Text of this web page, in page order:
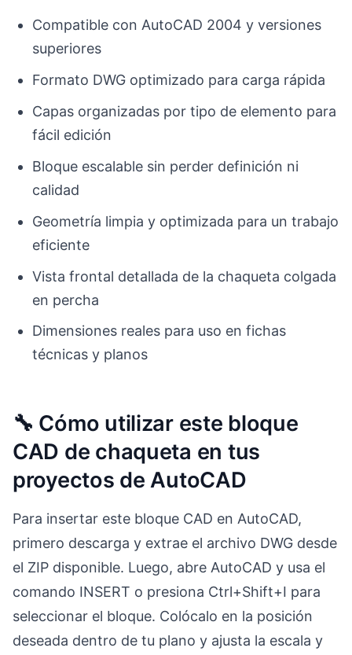
Compatible con AutoCAD 2004 y versiones
superiores
Formato DWG optimizado para carga rápida
Capas organizadas por tipo de elemento para
fácil edición
Bloque escalable sin perder definición ni
calidad
Geometría limpia y optimizada para un trabajo
eficiente
Vista frontal detallada de la chaqueta colgada
en percha
Dimensiones reales para uso en fichas
técnicas y planos
🔧 Cómo utilizar este bloque
CAD de chaqueta en tus
proyectos de AutoCAD
Para insertar este bloque CAD en AutoCAD,
primero descarga y extrae el archivo DWG desde
el ZIP disponible. Luego, abre AutoCAD y usa el
comando INSERT o presiona Ctrl+Shift+I para
seleccionar el bloque. Colócalo en la posición
deseada dentro de tu plano y ajusta la escala y